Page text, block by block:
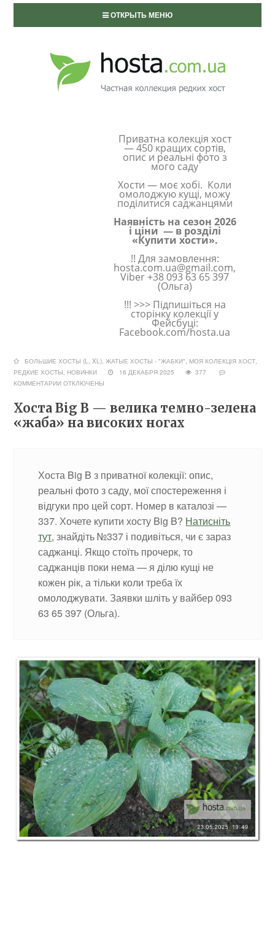
ОТКРЫТЬ МЕНЮ
Приватна колекція хост
— 450 кращих сортів,
опис и реальні фото з
мого саду
Хости — моє хобі. Коли
омолоджую кущі, можу
поділитися саджанцями
Наявність на сезон 2026
і ціни — в розділі
«Купити хости».
!! Для замовлення:
hosta.com.ua@gmail.com,
Viber +38 093 63 65 397
(Ольга)
!!! >>> Підпишіться на
сторінку колекції у
Фейсбуці:
Facebook.com/hosta.ua
БОЛЬШИЕ ХОСТЫ (L, XL),ЖАТЫЕ ХОСТЫ - "ЖАБКИ", МОЯ КОЛЕКЦІЯ ХОСТ,
РЕДКИЕ ХОСТЫ, НОВИНКИ
16 ДЕКАБРЯ 2025
377
КОММЕНТАРИИ ОТКЛЮЧЕНЫ
Хоста Big B — велика темно-зелена
«жаба» на високих ногах
Хоста Big B з приватної колекції: опис,
реальні фото з саду, мої спостереження і
відгуки про цей сорт. Номер в каталозі —
337. Хочете купити хосту Big B? Натисніть
тут, знайдіть №337 і подивіться, чи є зараз
саджанці. Якщо стоїть прочерк, то
саджанців поки нема — я ділю кущі не
кожен рік, а тільки коли треба їх
омолоджувати. Заявки шліть у вайбер 093
63 65 397 (Ольга).